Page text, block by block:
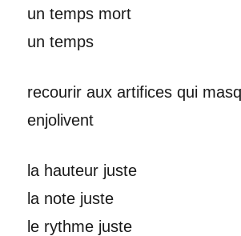
un temps mort
un temps
recourir aux artifices qui
enjolivent
la hauteur juste
la note juste
le rythme juste